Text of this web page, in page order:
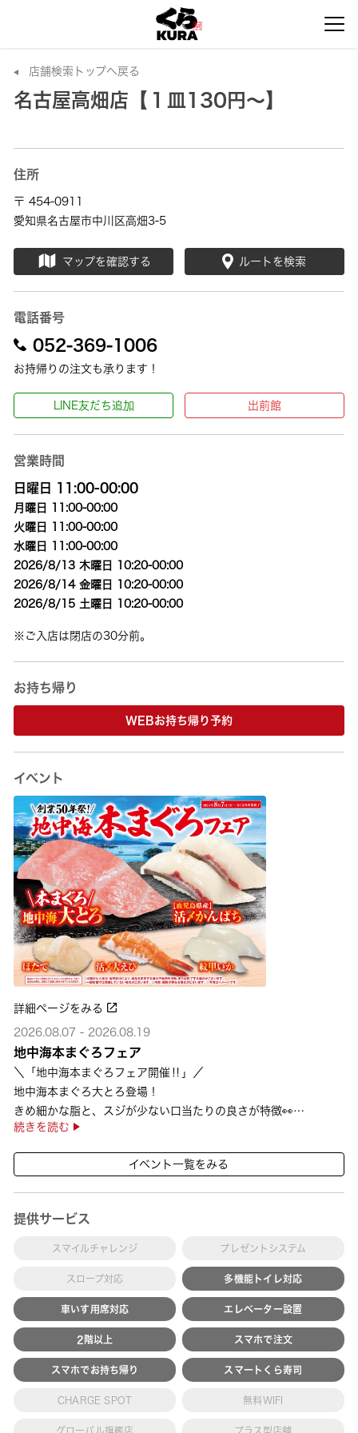
店舗検索トップへ戻る
名古屋高畑店【１皿130円～】
住所
〒 454-0911
愛知県名古屋市中川区高畑3-5
マップを確認する ルートを検索
電話番号
052-369-1006
お持帰りの注文も承ります！
LINE友だち追加 出前館
営業時間
日曜日 11:00-00:00
月曜日 11:00-00:00
火曜日 11:00-00:00
水曜日 11:00-00:00
2026/8/13 木曜日 10:20-00:00
2026/8/14 金曜日 10:20-00:00
2026/8/15 土曜日 10:20-00:00
※ご入店は閉店の30分前。
お持ち帰り
WEBお持ち帰り予約
イベント
詳細ページをみる
2026.08.07 - 2026.08.19
地中海本まぐろフェア
＼「地中海本まぐろフェア開催‼」／
地中海本まぐろ大とろ登場！
きめ細かな脂と、スジが少ない口当たりの良さが特徴👀
さらに、鹿児島で育った高級魚【鹿児島県産活〆かんぱち】など
続きを読む
イベント一覧をみる
提供サービス
スマイルチャレンジ プレゼントシステム
スロープ対応 多機能トイレ対応
車いす用席対応 エレベーター設置
2階以上 スマホで注文
スマホでお持ち帰り スマートくら寿司
CHARGE SPOT 無料WIFI
グローバル旗艦店 プラス型店舗